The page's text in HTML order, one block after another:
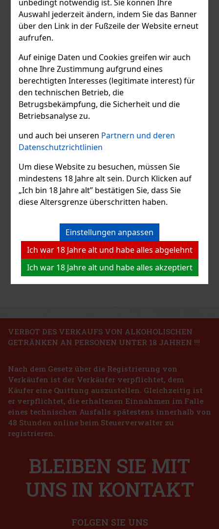
unbedingt notwendig ist. Sie können Ihre
Auswahl jederzeit ändern, indem Sie das Banner
über den Link in der Fußzeile der Website erneut
aufrufen.
Auf einige Daten und Cookies greifen wir auch
ohne Ihre Zustimmung aufgrund eines
berechtigten Interesses (legitimate interest) für
den technischen Betrieb, die
Betrugsbekämpfung, die Sicherheit und die
Betriebsanalyse zu.
und auch bei unseren Partnern und deren
Datenschutzrichtlinien
Um diese Website zu besuchen, müssen Sie
mindestens 18 Jahre alt sein. Durch Klicken auf
„Ich bin 18 Jahre alt” bestätigen Sie, dass Sie
diese Altersgrenze überschritten haben.
Einstellungen anpassen
Ich war 18 Jahre alt und habe alles abgelehnt
Ich war 18 Jahre alt und habe alles akzeptiert
Virtuelle Tour
VERBOT DES VERKAUFS VON ALKOHOLISCHEN
GETRÄNKEN AN PERSONEN UNTER 18 JAHREN !!!
Nach dem Gesetz über die Registrierung von
Verkäufen ist der Verkäufer verpflichtet, dem
Käufer eine Quittung auszustellen. Gleichzeitig ist
er verpflichtet, die erhaltenen Einnahmen im Falle
eines technischen Ausfalls spätestens innerhalb von
48 Stunden online beim Steuerverwalter zu
registrieren.
BLEIBEN SIE MIT
UNS IN KONTAKT
FOLGEN SIE UNS